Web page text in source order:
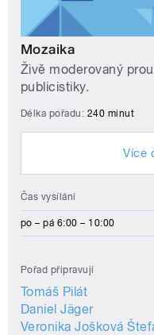
Mozaika
Živě moderovaný
publicistiky.
Délka pořadu: 240 minut
Více
Čas vysílání
po – pá 6:00 – 10:00
Pořad připravují
Tomáš Pilát
Daniel Jäger
Veronika Jošková